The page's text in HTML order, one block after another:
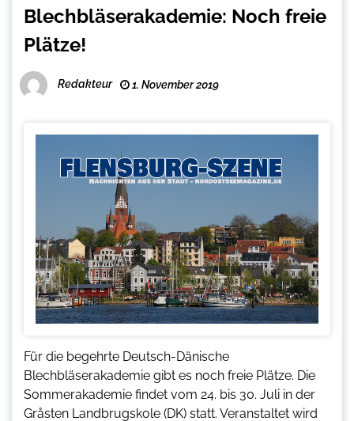
Blechbläserakademie: Noch freie
Plätze!
Redakteur 1. November 2019
Für die begehrte Deutsch-Dänische
Blechbläserakademie gibt es noch freie Plätze. Die
Sommerakademie findet vom 24. bis 30. Juli in der
Gråsten Landbrugskole (DK) statt. Veranstaltet wird